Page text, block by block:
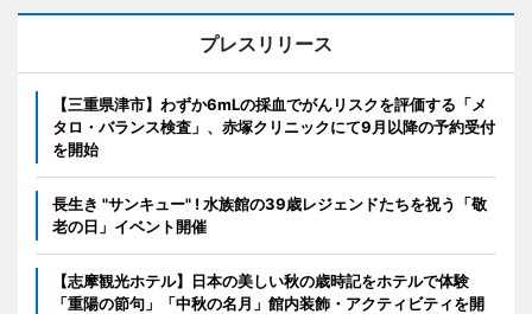
プレスリリース
【三重県津市】わずか6mLの採血でがんリスクを評価する「メ
タロ・バランス検査」、赤塚クリニックにて9月以降の予約受付
を開始
長生き "サンキュー" ! 水族館の39歳レジェンドたちを祝う「敬
老の日」イベント開催
【志摩観光ホテル】日本の美しい秋の歳時記をホテルで体験
「重陽の節句」「中秋の名月」館内装飾・アクティビティを開